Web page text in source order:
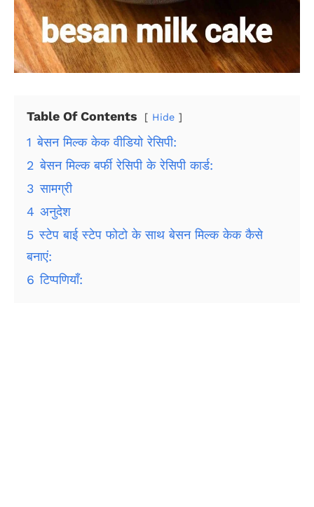
Table Of Contents Hide
1 बेसन मिल्क केक वीडियो रेसिपी:
2 बेसन मिल्क बर्फी रेसिपी के रेसिपी कार्ड:
3 सामग्री
4 अनुदेश
5 स्टेप बाई स्टेप फोटो के साथ बेसन मिल्क केक कैसे
बनाएं:
6 टिप्पणियाँ: